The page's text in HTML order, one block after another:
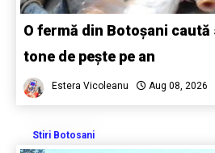
O fermă din Botoșani caută
tone de pește pe an
Estera Vicoleanu Aug 08, 2026
Stiri Botosani